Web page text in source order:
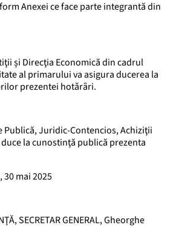
Anexei ce face parte integrantă din
și Direcţia Economică din cadrul
al primarului va asigura ducerea la
prezentei hotǎrȃri.
Publică, Juridic-Contencios, Achiziţii
la cunostinţă publică prezenta
30 mai 2025
SECRETAR GENERAL, Gheorghe